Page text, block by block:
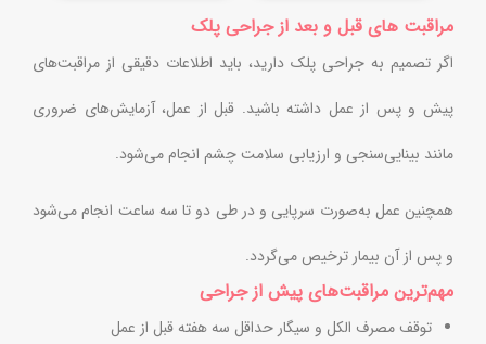
مراقبت های قبل و بعد از جراحی پلک
اگر تصمیم به جراحی پلک دارید، باید اطلاعات دقیقی از مراقبت‌های
پیش و پس از عمل داشته باشید. قبل از عمل، آزمایش‌های ضروری
مانند بینایی‌سنجی و ارزیابی سلامت چشم انجام می‌شود.
همچنین عمل به‌صورت سرپایی و در طی دو تا سه ساعت انجام می‌شود
و پس از آن بیمار ترخیص می‌گردد.
مهم‌ترین مراقبت‌های پیش از جراحی
توقف مصرف الکل و سیگار حداقل سه هفته قبل از عمل